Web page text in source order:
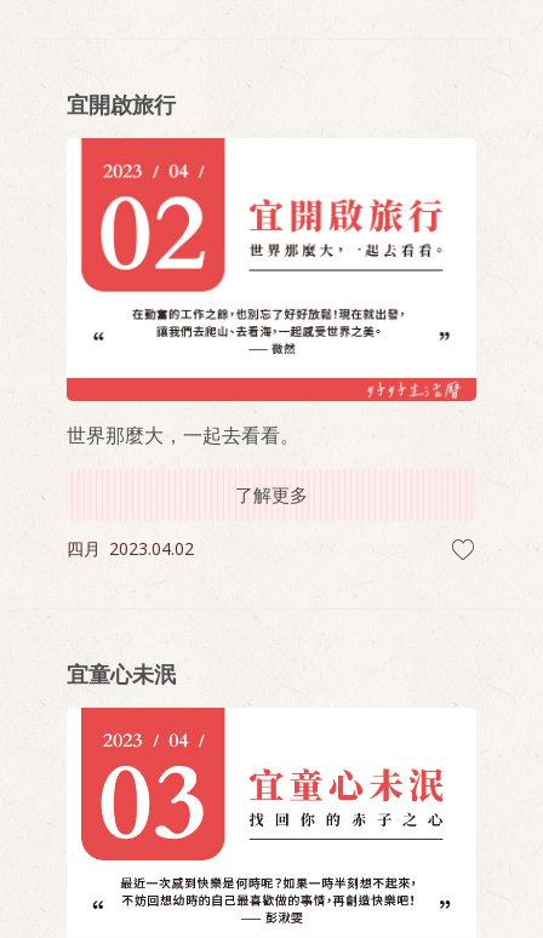
宜開啟旅行
世界那麼大，一起去看看。
了解更多
四月 2023.04.02
宜童心未泯